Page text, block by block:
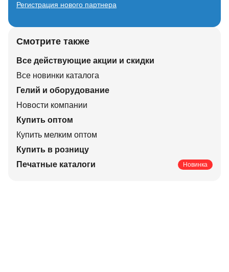
Регистрация нового партнера
Смотрите также
Все действующие акции и скидки
Все новинки каталога
Гелий и оборудование
Новости компании
Купить оптом
Купить мелким оптом
Купить в розницу
Печатные каталоги
Новинка